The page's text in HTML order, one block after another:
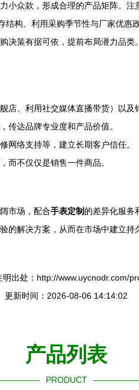
小众款，形成合理的产品矩阵。注
构。利用采购季节性与厂家优惠
决策有据可依，提前布局潜力品类。
、利用社交媒体直播带货）以及
传达品牌专业度和产品价值。
网络支持等，建立长期客户信任。
而不仅仅是销售一件商品。
市场，配合手表定制 的差异化服务
解决方案，从而在市场中建立持
明出处：http://www.uycnodr.com/
更新时间：2026-08-06 14:14:02
产品列表
PRODUCT